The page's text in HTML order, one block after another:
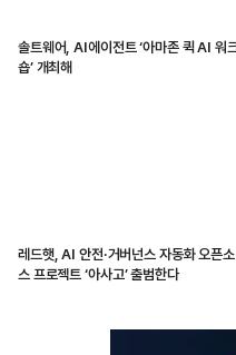
솔트웨어, AI에이전트 ‘아마존 퀵 AI 워
숍’ 개최해
레드햇, AI 안전·거버넌스 자동화 오픈소
스 프로젝트 ‘아사고’ 출범한다